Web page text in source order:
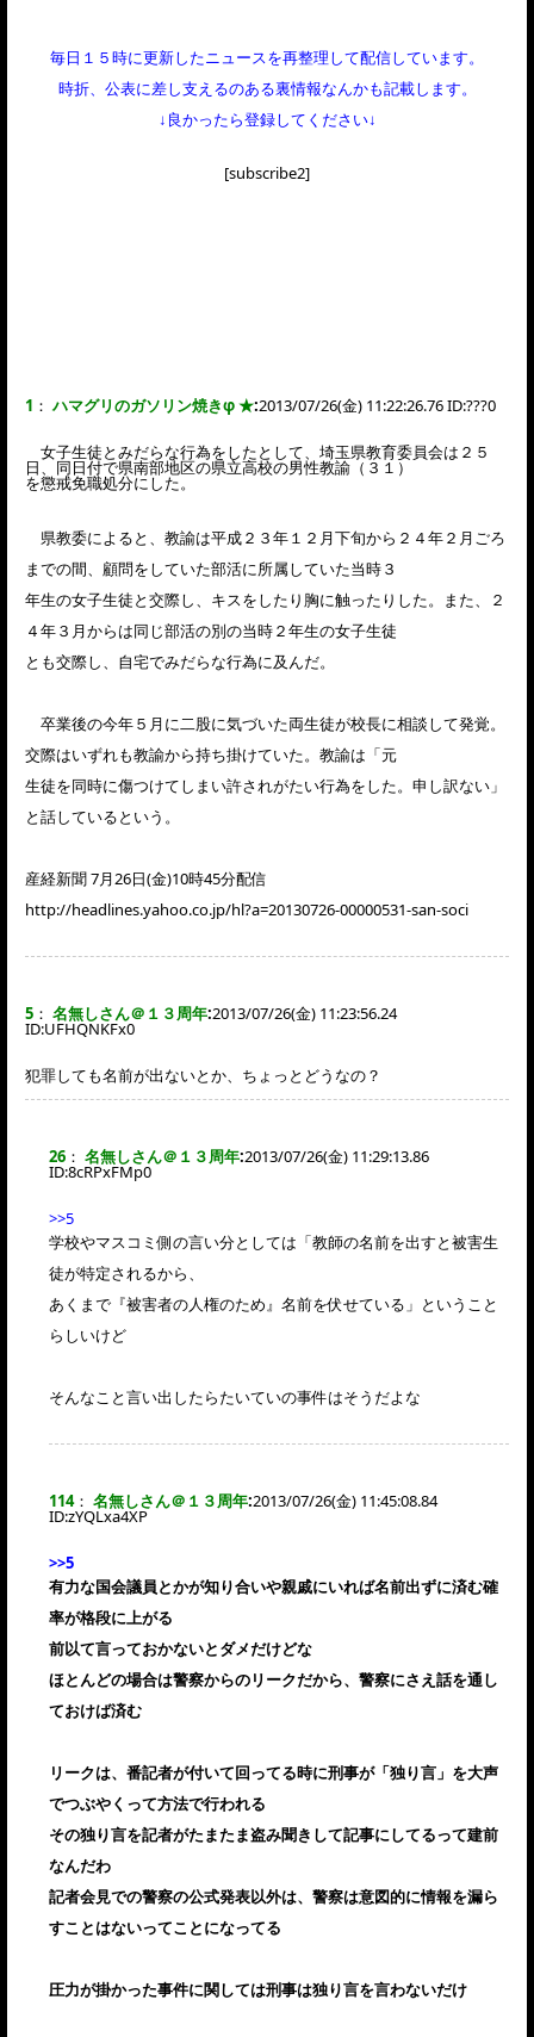
毎日１５時に更新したニュースを再整理して配信しています。
時折、公表に差し支えるのある裏情報なんかも記載します。
↓良かったら登録してください↓
[subscribe2]
1 ： ハマグリのガソリン焼きφ ★:2013/07/26(金) 11:22:26.76 ID:???0
女子生徒とみだらな行為をしたとして、埼玉県教育委員会は２５
日、同日付で県南部地区の県立高校の男性教諭（３１）
を懲戒免職処分にした。
県教委によると、教諭は平成２３年１２月下旬から２４年２月ごろ
までの間、顧問をしていた部活に所属していた当時３
年生の女子生徒と交際し、キスをしたり胸に触ったりした。また、２
４年３月からは同じ部活の別の当時２年生の女子生徒
とも交際し、自宅でみだらな行為に及んだ。
卒業後の今年５月に二股に気づいた両生徒が校長に相談して発覚。
交際はいずれも教諭から持ち掛けていた。教諭は「元
生徒を同時に傷つけてしまい許されがたい行為をした。申し訳ない」
と話しているという。
産経新聞 7月26日(金)10時45分配信
http://headlines.yahoo.co.jp/hl?a=20130726-00000531-san-soci
5 ： 名無しさん＠１３周年:2013/07/26(金) 11:23:56.24
ID:UFHQNKFx0
犯罪しても名前が出ないとか、ちょっとどうなの？
26 ： 名無しさん＠１３周年:2013/07/26(金) 11:29:13.86
ID:8cRPxFMp0
>>5
学校やマスコミ側の言い分としては「教師の名前を出すと被害生
徒が特定されるから、
あくまで『被害者の人権のため』名前を伏せている」ということ
らしいけど
そんなこと言い出したらたいていの事件はそうだよな
114： 名無しさん＠１３周年:2013/07/26(金) 11:45:08.84
ID:zYQLxa4XP
>>5
有力な国会議員とかが知り合いや親戚にいれば名前出ずに済む確
率が格段に上がる
前以て言っておかないとダメだけどな
ほとんどの場合は警察からのリークだから、警察にさえ話を通し
ておけば済む
リークは、番記者が付いて回ってる時に刑事が「独り言」を大声
でつぶやくって方法で行われる
その独り言を記者がたまたま盗み聞きして記事にしてるって建前
なんだわ
記者会見での警察の公式発表以外は、警察は意図的に情報を漏ら
すことはないってことになってる
圧力が掛かった事件に関しては刑事は独り言を言わないだけ